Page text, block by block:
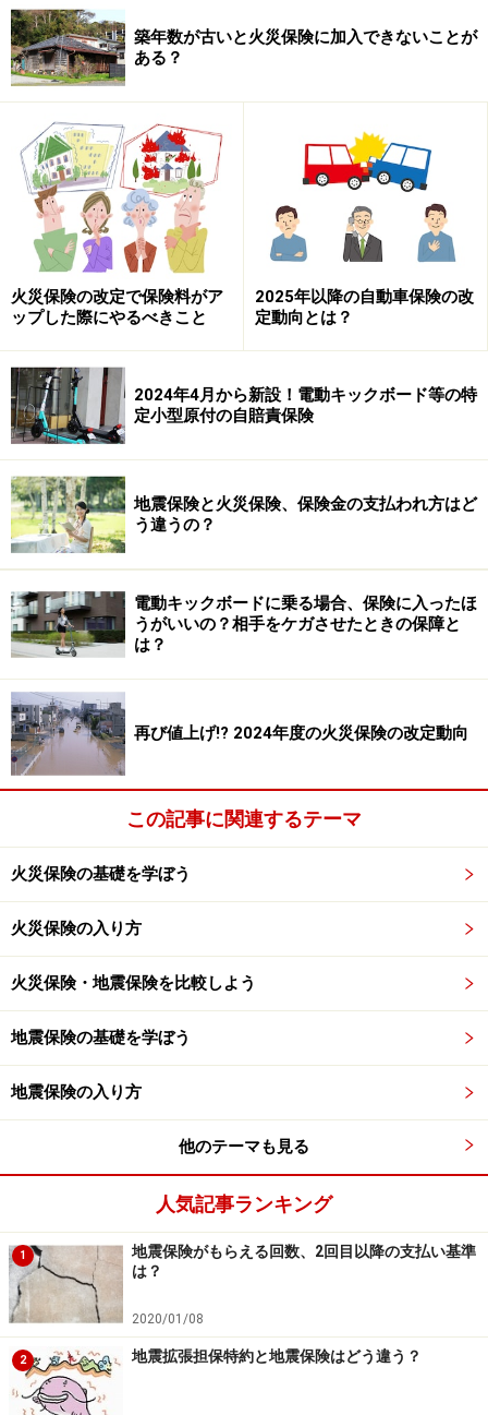
築年数が古いと火災保険に加入できないことが
ある？
火災保険の改定で保険料がア
ップした際にやるべきこと
2025年以降の自動車保険の改
定動向とは？
2024年4月から新設！電動キックボード等の特
定小型原付の自賠責保険
地震保険と火災保険、保険金の支払われ方はど
う違うの？
電動キックボードに乗る場合、保険に入ったほ
うがいいの？相手をケガさせたときの保障と
は？
再び値上げ!? 2024年度の火災保険の改定動向
この記事に関連するテーマ
火災保険の基礎を学ぼう
火災保険の入り方
火災保険・地震保険を比較しよう
地震保険の基礎を学ぼう
地震保険の入り方
他のテーマも見る
人気記事ランキング
1
地震保険がもらえる回数、2回目以降の支払い基準
は？
2020/01/08
2 地震拡張担保特約と地震保険はどう違う？